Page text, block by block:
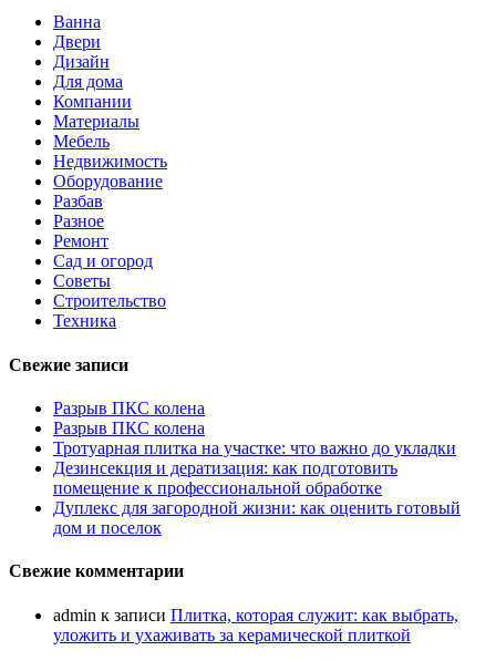
Ванна
Двери
Дизайн
Для дома
Компании
Материалы
Мебель
Недвижимость
Оборудование
Разбав
Разное
Ремонт
Сад и огород
Советы
Строительство
Техника
Свежие записи
Разрыв ПКС колена
Разрыв ПКС колена
Тротуарная плитка на участке: что важно до укладки
Дезинсекция и дератизация: как подготовить
помещение к профессиональной обработке
Дуплекс для загородной жизни: как оценить готовый
дом и поселок
Свежие комментарии
admin к записи Плитка, которая служит: как выбрать,
уложить и ухаживать за керамической плиткой